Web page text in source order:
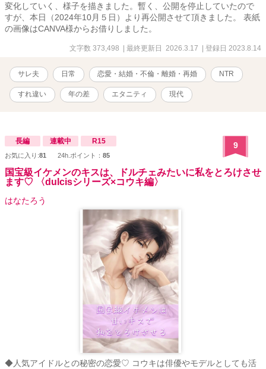
変化していく、様子を描きました。暫く、公開を停止していたので
すが、本日（2024年10月５日）より再公開させて頂きました。 表紙
の画像はCANVA様からお借りしました。
文字数 373,498 | 最終更新日 2026.3.17 | 登録日 2023.8.14
サレ夫 日常 恋愛・結婚・不倫・離婚・再婚 NTR
すれ違い 年の差 エタニティ 現代
長編 連載中 R15
お気に入り:81 24h.ポイント： 85
9
国宝級イケメンのキスは、ドルチェみたいに私をとろけさせ
ます♡ 〈dulcisシリーズ×コウキ編〉
はなたろう
◆人気アイドルとの秘密の恋愛♡ コウキは俳優やモデルとしても活